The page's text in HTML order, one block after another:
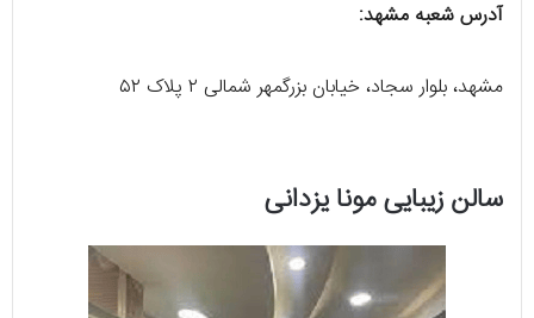
آدرس شعبه مشهد:
مشهد، بلوار سجاد، خیابان بزرگمهر شمالی ۲ پلاک ۵۲
سالن زیبایی مونا یزدانی